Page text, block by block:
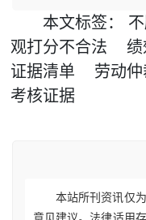
本文标签：
观打分不合法
证据清单
劳动
考核证据
本站所刊资讯仅
意见建议。法律适用